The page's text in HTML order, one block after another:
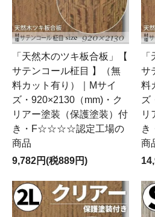
「天然木のツキ板合板」【
サテンコール柾目 】（無
料カット有り）｜Mサイ
ズ・920×2130（mm)・ク
リアー塗装（保護塗装）付
き・F☆☆☆☆認定工場の
商品
9,782円(税889円)
サ
料
ズ
リ
商